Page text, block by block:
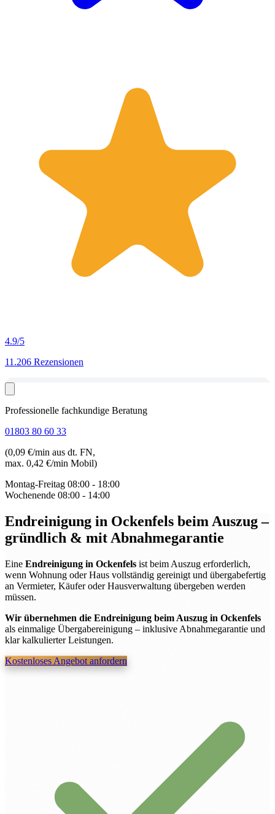
4.9/5
11.206 Rezensionen
Professionelle fachkundige Beratung
01803 80 60 33
(0,09 €/min aus dt. FN,
max. 0,42 €/min Mobil)
Montag-Freitag 08:00 - 18:00
Wochenende 08:00 - 14:00
Endreinigung in Ockenfels beim Auszug–
gründlich & mit Abnahmegarantie
Eine Endreinigung in Ockenfels ist beim Auszug erforderlich,
wenn Wohnung oder Haus vollständig gereinigt und übergabefertig
an Vermieter, Käufer oder Hausverwaltung übergeben werden
müssen.
Wir übernehmen die Endreinigung beim Auszug in Ockenfels
als einmalige Übergabereinigung – inklusive Abnahmegarantie und
klar kalkulierter Leistungen.
Kostenloses Angebot anfordern